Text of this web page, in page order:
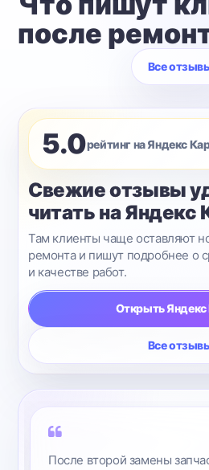
после
Все
5.0рейтинг на Яндекс
Свежие отзывы
читать на Яндекс
Там клиенты чаще оставляют
ремонта и пишут подробнее о
и качестве работ.
Открыть
Все
После второй замены